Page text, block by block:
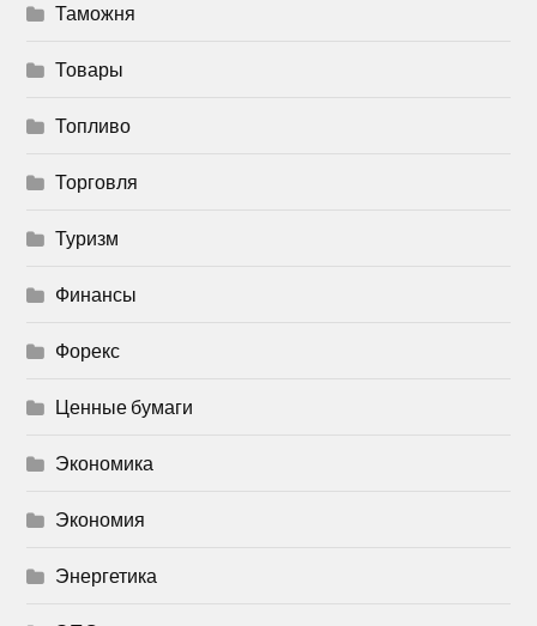
Таможня
Товары
Топливо
Торговля
Туризм
Финансы
Форекс
Ценные бумаги
Экономика
Экономия
Энергетика